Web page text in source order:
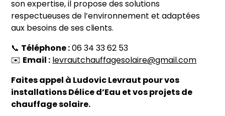
son expertise, il propose des solutions
respectueuses de l’environnement et adaptées
aux besoins de ses clients.
📞 Téléphone : 06 34 33 62 53
✉️ Email : levrautchauffagesolaire@gmail.com
Faites appel à Ludovic Levraut pour vos
installations Délice d’Eau et vos projets de
chauffage solaire.